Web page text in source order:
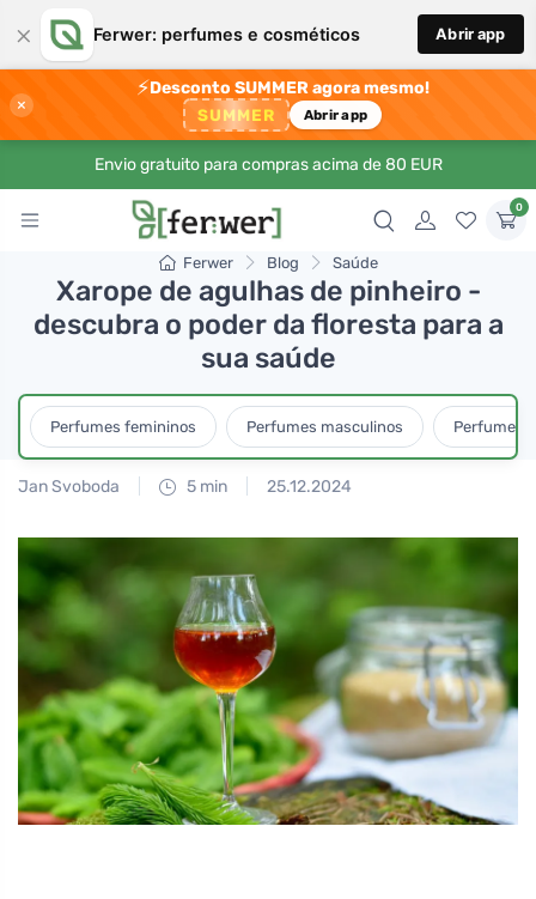
× Ferwer: perfumes e cosméticos Abrir app
×
⚡Desconto SUMMER agora mesmo!
SUMMER Abrir app
Envio gratuito para compras acima de 80 EUR
0
Ferwer Blog Saúde
Xarope de agulhas de pinheiro -
descubra o poder da floresta para a
sua saúde
Perfumes femininos Perfumes masculinos Perfumes
Jan Svoboda 5 min 25.12.2024